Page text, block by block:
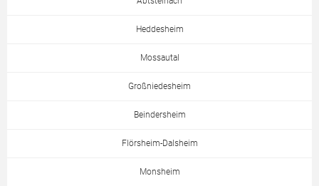
Heddesheim
Mossautal
Großniedesheim
Beindersheim
Flörsheim-Dalsheim
Monsheim